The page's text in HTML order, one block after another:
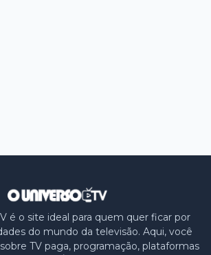
é o site ideal para quem quer ficar por
do mundo da televisão. Aqui, você
TV paga, programação, plataformas